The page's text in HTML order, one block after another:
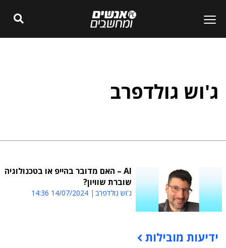
ג'וש גולדפרב
AI – האם מדובר בהייפ או בטכנולוגיה
שוברת שוויון?
ג'וש גולדפרב 14/07/2024 14:36
תוכן פרסומי
ידיעות מובילות